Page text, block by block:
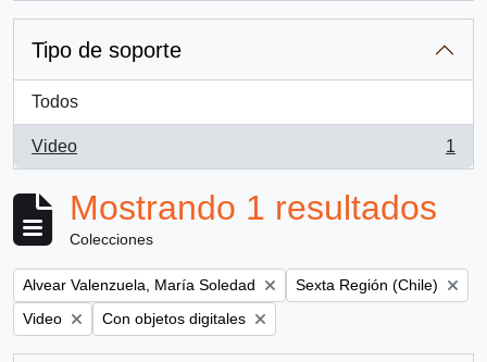
Tipo de soporte
Todos
Video
, 1 resultados
1
Mostrando 1 resultados
Colecciones
Remove filter:
Alvear Valenzuela, María Soledad Remove filter:
Sexta Región (Chile)
Remove filter:
Video Remove filter:
Con objetos digitales